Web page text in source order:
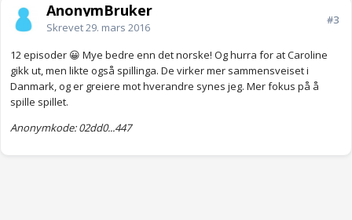
AnonymBruker
Skrevet29. mars 2016
#3
12 episoder 😀 Mye bedre enn det norske! Og hurra for at Caroline
gikk ut, men likte også spillinga. De virker mer sammensveiset i
Danmark, og er greiere mot hverandre synes jeg. Mer fokus på å
spille spillet.
Anonymkode: 02dd0...447